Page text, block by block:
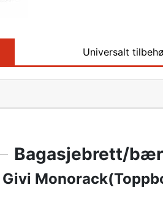
Universalt
Bagasjebrett/
Givi